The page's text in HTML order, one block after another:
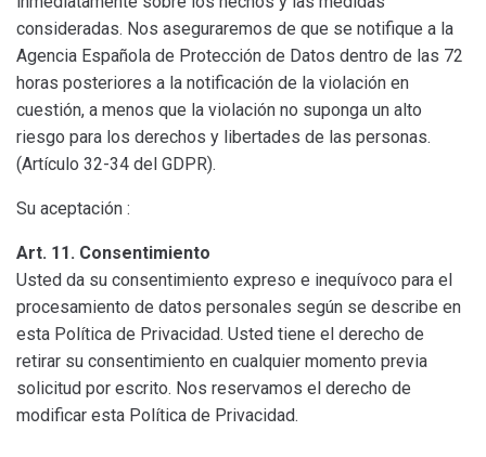
consideradas. Nos aseguraremos de que se notifique a la
Agencia Española de Protección de Datos dentro de las 72
horas posteriores a la notificación de la violación en
cuestión, a menos que la violación no suponga un alto
riesgo para los derechos y libertades de las personas.
(Artículo 32-34 del GDPR).
Su aceptación :
Art. 11. Consentimiento
Usted da su consentimiento expreso e inequívoco para el
procesamiento de datos personales según se describe en
esta Política de Privacidad. Usted tiene el derecho de
retirar su consentimiento en cualquier momento previa
solicitud por escrito. Nos reservamos el derecho de
modificar esta Política de Privacidad.